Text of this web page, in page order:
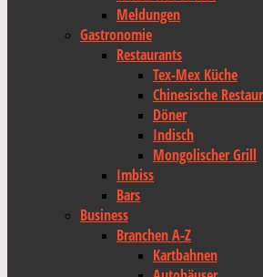
Meldungen
Gastronomie
Restaurants
Tex-Mex Küche
Chinesische
Döner
Indisch
Mongolischer Grill
Imbiss
Bars
Business
Branchen A-Z
Kartbahnen